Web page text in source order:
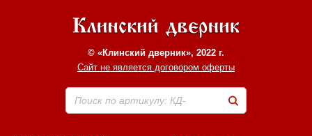
© «Клинский дверник», 2022 г.
Сайт не является договором оферты
Поиск по артикулу: КД-